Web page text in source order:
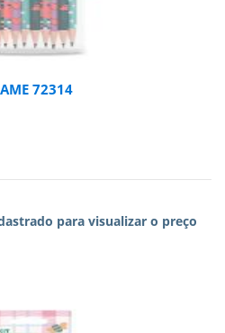
72314
para visualizar o preço